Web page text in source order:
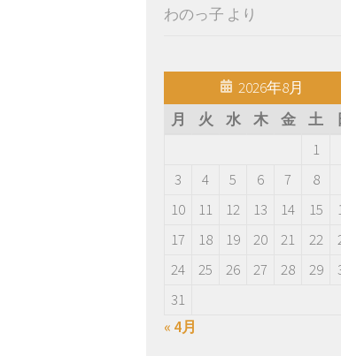
わのっ子 より
2026年8月
月
火 水 木 金 土
1
3
4 5 6 7 8
10
11 12 13 14 15
17
18 19 20 21 22
24
25 26 27 28 29
31
« 4月